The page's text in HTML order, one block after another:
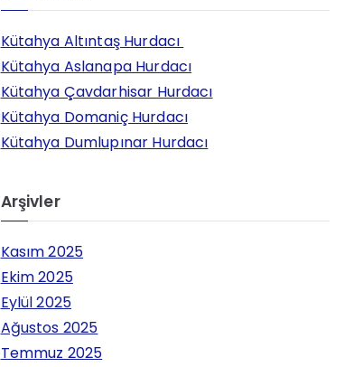
c
Kütahya Altıntaş Hurdacı
Kütahya Aslanapa Hurdacı
Kütahya Çavdarhisar Hurdacı
Kütahya Domaniç Hurdacı
Kütahya Dumlupınar Hurdacı
Arşivler
Kasım 2025
Ekim 2025
Eylül 2025
Ağustos 2025
Temmuz 2025